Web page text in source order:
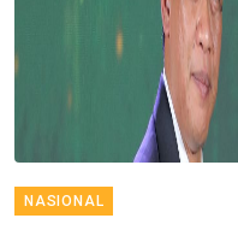
NASIONAL